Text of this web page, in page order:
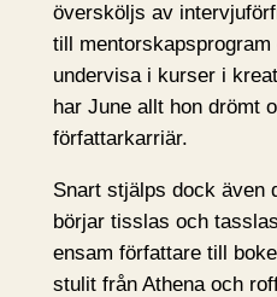
översköljs av
till mentorskapsprogram
undervisa i kurser i
har June allt hon drömt
författarkarriär.
Snart stjälps dock även
börjar tisslas och
ensam författare till
stulit från Athena och